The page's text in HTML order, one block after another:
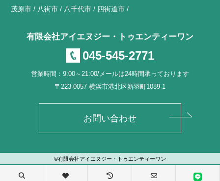
茂原市
八街市 八千代市 四街道市
有限会社アイエヌジー・トゥエンティーワン
045-545-2771
営業時間：9:00～21:00/メールは24時間承っております
〒223-0057 横浜市港北区新羽町1089-1
お問い合わせ
©有限会社アイエヌジー・トゥエンティーワン